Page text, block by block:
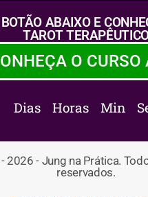
ABAIXO E
TAROT
O CURSO
Dias Horas Min
2026 - Jung na Prática.
reservados.